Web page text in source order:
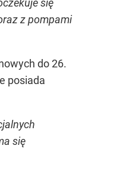
się
z pompami
do 26.
posiada
się